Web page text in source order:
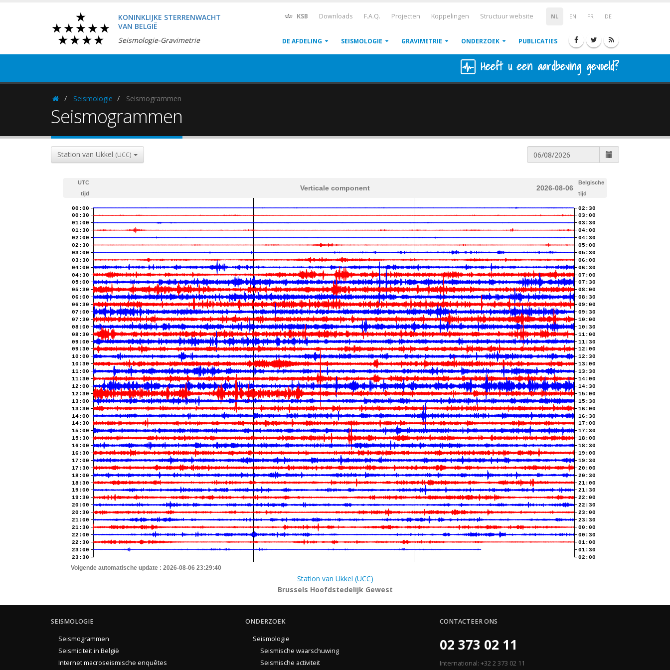
KONINKLIJKE STERRENWACHT
VAN BELGIË
Seismologie-Gravimetrie
NL EN FR DE
KSB Downloads F.A.Q. Projecten Koppelingen Structuur website
DE AFDELING SEISMOLOGIE GRAVIMETRIE ONDERZOEK PUBLICATIES
Heeft u een aardbeving gevoeld?
HomepageSeismologie Seismogrammen
Seismogrammen
Station van Ukkel (UCC)
UTC
tijd
Verticale component 2026-08-06
Belgische
tijd
00:00
00:30
01:00
01:30
02:00
02:30
03:00
03:30
04:00
04:30
05:00
05:30
06:00
06:30
07:00
07:30
08:00
08:30
09:00
09:30
10:00
10:30
11:00
11:30
12:00
12:30
13:00
13:30
14:00
14:30
15:00
15:30
16:00
16:30
17:00
17:30
18:00
18:30
19:00
19:30
20:00
20:30
21:00
21:30
22:00
22:30
23:00
23:30
02:30
03:00
03:30
04:00
04:30
05:00
05:30
06:00
06:30
07:00
07:30
08:00
08:30
09:00
09:30
10:00
10:30
11:00
11:30
12:00
12:30
13:00
13:30
14:00
14:30
15:00
15:30
16:00
16:30
17:00
17:30
18:00
18:30
19:00
19:30
20:00
20:30
21:00
21:30
22:00
22:30
23:00
23:30
00:00
00:30
01:00
01:30
02:00
Volgende automatische update : 2026-08-06 23:29:40
Station van Ukkel (UCC)
Brussels Hoofdstedelijk Gewest
SEISMOLOGIE
Seismogrammen
Seismiciteit in België
Internet macroseismische enquêtes
ONDERZOEK
Seismologie
Seismische waarschuwing
Seismische activiteit
CONTACTEER ONS
02 373 02 11
International: +32 2 373 02 11